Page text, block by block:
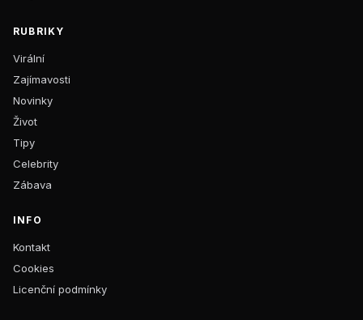
RUBRIKY
Virální
Zajímavosti
Novinky
Život
Tipy
Celebrity
Zábava
INFO
Kontakt
Cookies
Licenční podmínky